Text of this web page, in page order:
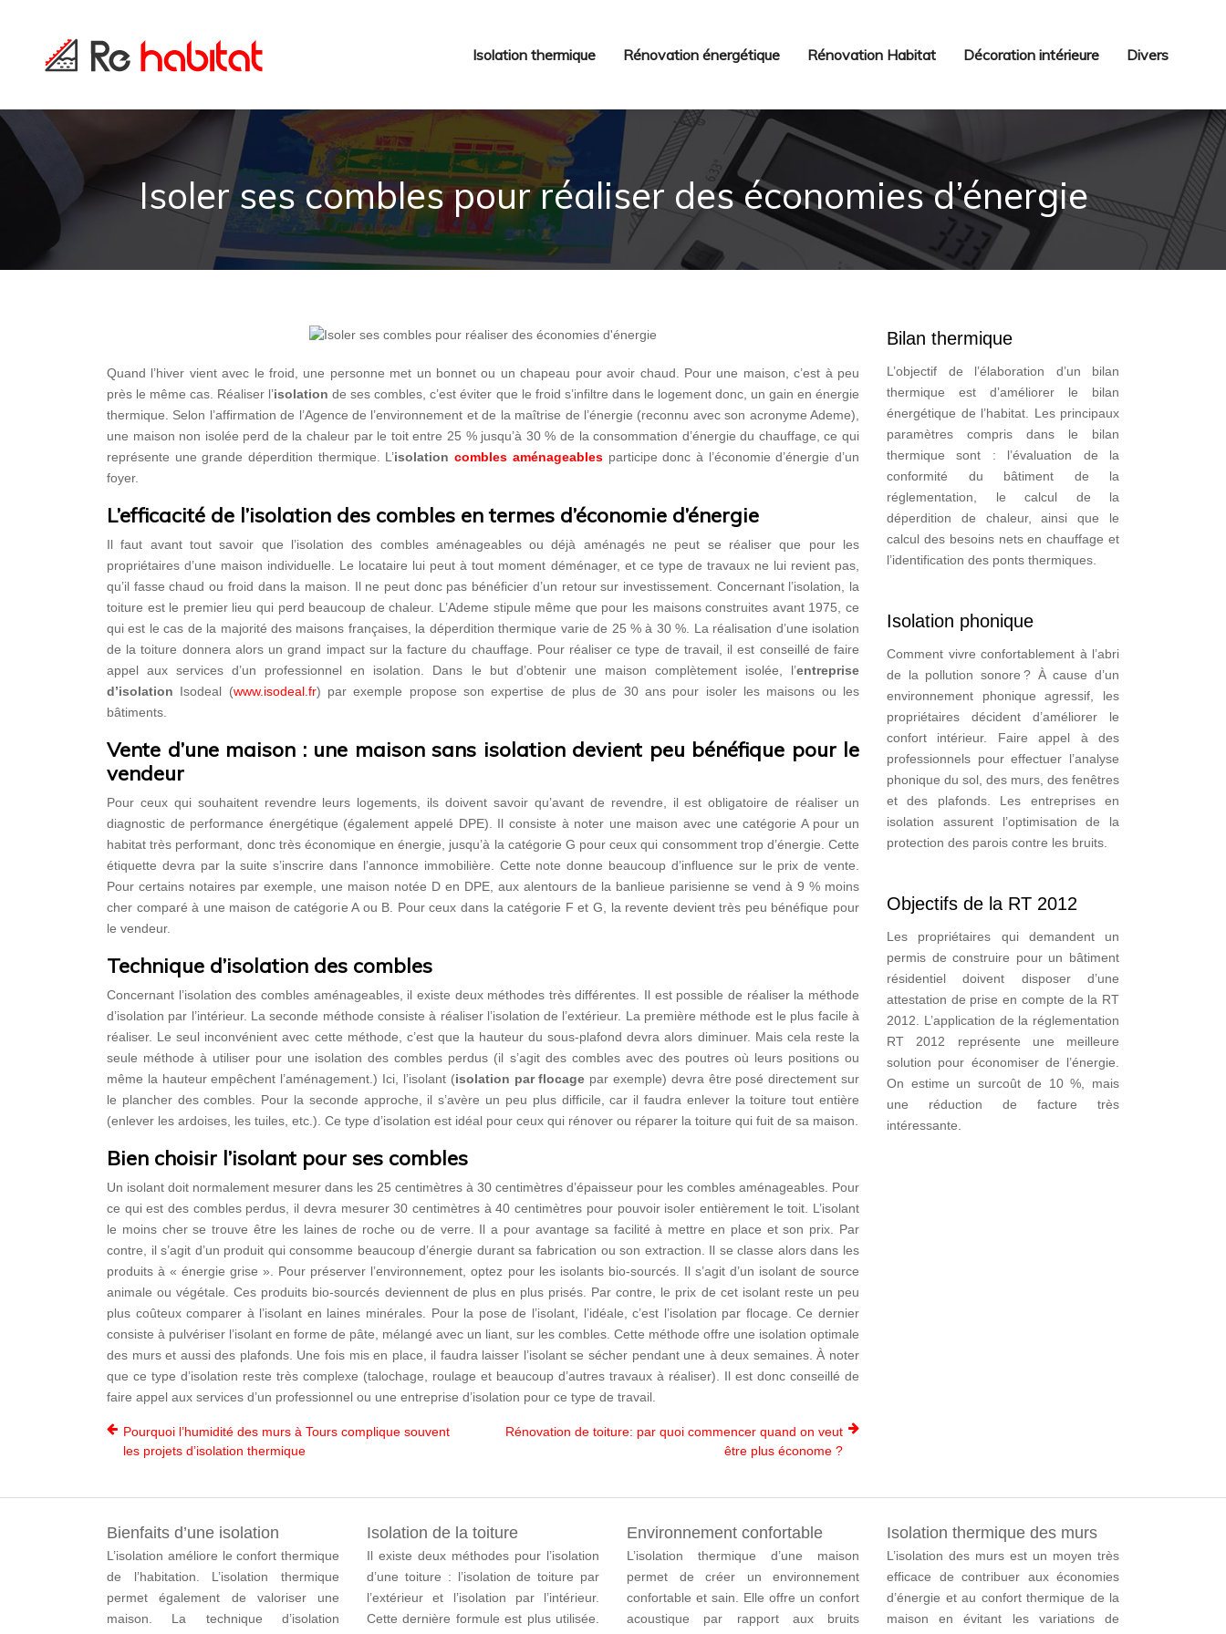
Isolation thermique Rénovation énergétique Rénovation Habitat Décoration intérieure Divers
Isoler ses combles pour réaliser des économies d’énergie
Quand l’hiver vient avec le froid, une personne met un bonnet ou un chapeau pour avoir chaud. Pour une maison, c’est à peu
près le même cas. Réaliser l’isolation de ses combles, c’est éviter que le froid s’infiltre dans le logement donc, un gain en énergie
thermique. Selon l’affirmation de l’Agence de l’environnement et de la maîtrise de l’énergie (reconnu avec son acronyme Ademe),
une maison non isolée perd de la chaleur par le toit entre 25 % jusqu’à 30 % de la consommation d’énergie du chauffage, ce qui
représente une grande déperdition thermique. L’isolationcombles aménageables participe donc à l’économie d’énergie d’un
foyer.
L’efficacité de l’isolation des combles en termes d’économie d’énergie
Il faut avant tout savoir que l’isolation des combles aménageables ou déjà aménagés ne peut se réaliser que pour les
propriétaires d’une maison individuelle. Le locataire lui peut à tout moment déménager, et ce type de travaux ne lui revient pas,
qu’il fasse chaud ou froid dans la maison. Il ne peut donc pas bénéficier d’un retour sur investissement. Concernant l’isolation, la
toiture est le premier lieu qui perd beaucoup de chaleur. L’Ademe stipule même que pour les maisons construites avant 1975, ce
qui est le cas de la majorité des maisons françaises, la déperdition thermique varie de 25 % à 30 %. La réalisation d’une isolation
de la toiture donnera alors un grand impact sur la facture du chauffage. Pour réaliser ce type de travail, il est conseillé de faire
appel aux services d’un professionnel en isolation. Dans le but d’obtenir une maison complètement isolée, l’entreprise
d’isolation Isodeal (www.isodeal.fr) par exemple propose son expertise de plus de 30 ans pour isoler les maisons ou les
bâtiments.
Vente d’une maison : une maison sans isolation devient peu bénéfique pour le
vendeur
Pour ceux qui souhaitent revendre leurs logements, ils doivent savoir qu’avant de revendre, il est obligatoire de réaliser un
diagnostic de performance énergétique (également appelé DPE). Il consiste à noter une maison avec une catégorie A pour un
habitat très performant, donc très économique en énergie, jusqu’à la catégorie G pour ceux qui consomment trop d’énergie. Cette
étiquette devra par la suite s’inscrire dans l’annonce immobilière. Cette note donne beaucoup d’influence sur le prix de vente.
Pour certains notaires par exemple, une maison notée D en DPE, aux alentours de la banlieue parisienne se vend à 9 % moins
cher comparé à une maison de catégorie A ou B. Pour ceux dans la catégorie F et G, la revente devient très peu bénéfique pour
le vendeur.
Technique d’isolation des combles
Concernant l’isolation des combles aménageables, il existe deux méthodes très différentes. Il est possible de réaliser la méthode
d’isolation par l’intérieur. La seconde méthode consiste à réaliser l’isolation de l’extérieur. La première méthode est le plus facile à
réaliser. Le seul inconvénient avec cette méthode, c’est que la hauteur du sous-plafond devra alors diminuer. Mais cela reste la
seule méthode à utiliser pour une isolation des combles perdus (il s’agit des combles avec des poutres où leurs positions ou
même la hauteur empêchent l’aménagement.) Ici, l’isolant (isolation par flocage par exemple) devra être posé directement sur
le plancher des combles. Pour la seconde approche, il s’avère un peu plus difficile, car il faudra enlever la toiture tout entière
(enlever les ardoises, les tuiles, etc.). Ce type d’isolation est idéal pour ceux qui rénover ou réparer la toiture qui fuit de sa maison.
Bien choisir l’isolant pour ses combles
Un isolant doit normalement mesurer dans les 25 centimètres à 30 centimètres d’épaisseur pour les combles aménageables. Pour
ce qui est des combles perdus, il devra mesurer 30 centimètres à 40 centimètres pour pouvoir isoler entièrement le toit. L’isolant
le moins cher se trouve être les laines de roche ou de verre. Il a pour avantage sa facilité à mettre en place et son prix. Par
contre, il s’agit d’un produit qui consomme beaucoup d’énergie durant sa fabrication ou son extraction. Il se classe alors dans les
produits à « énergie grise ». Pour préserver l’environnement, optez pour les isolants bio-sourcés. Il s’agit d’un isolant de source
animale ou végétale. Ces produits bio-sourcés deviennent de plus en plus prisés. Par contre, le prix de cet isolant reste un peu
plus coûteux comparer à l’isolant en laines minérales. Pour la pose de l’isolant, l’idéale, c’est l’isolation par flocage. Ce dernier
consiste à pulvériser l’isolant en forme de pâte, mélangé avec un liant, sur les combles. Cette méthode offre une isolation optimale
des murs et aussi des plafonds. Une fois mis en place, il faudra laisser l’isolant se sécher pendant une à deux semaines. À noter
que ce type d’isolation reste très complexe (talochage, roulage et beaucoup d’autres travaux à réaliser). Il est donc conseillé de
faire appel aux services d’un professionnel ou une entreprise d’isolation pour ce type de travail.
Pourquoi l’humidité des murs à Tours complique souvent
les projets d’isolation thermique
Rénovation de toiture: par quoi commencer quand on veut
être plus économe ?
Bilan thermique
L’objectif de l’élaboration d’un bilan
thermique est d’améliorer le bilan
énergétique de l’habitat. Les principaux
paramètres compris dans le bilan
thermique sont : l’évaluation de la
conformité du bâtiment de la
réglementation, le calcul de la
déperdition de chaleur, ainsi que le
calcul des besoins nets en chauffage et
l’identification des ponts thermiques.
Isolation phonique
Comment vivre confortablement à l’abri
de la pollution sonore ? À cause d’un
environnement phonique agressif, les
propriétaires décident d’améliorer le
confort intérieur. Faire appel à des
professionnels pour effectuer l’analyse
phonique du sol, des murs, des fenêtres
et des plafonds. Les entreprises en
isolation assurent l’optimisation de la
protection des parois contre les bruits.
Objectifs de la RT 2012
Les propriétaires qui demandent un
permis de construire pour un bâtiment
résidentiel doivent disposer d’une
attestation de prise en compte de la RT
2012. L’application de la réglementation
RT 2012 représente une meilleure
solution pour économiser de l’énergie.
On estime un surcoût de 10 %, mais
une réduction de facture très
intéressante.
Bienfaits d’une isolation
L’isolation améliore le confort thermique
de l’habitation. L’isolation thermique
permet également de valoriser une
maison. La technique d’isolation
Isolation de la toiture
Il existe deux méthodes pour l’isolation
d’une toiture : l’isolation de toiture par
l’extérieur et l’isolation par l’intérieur.
Cette dernière formule est plus utilisée.
Environnement confortable
L’isolation thermique d’une maison
permet de créer un environnement
confortable et sain. Elle offre un confort
acoustique par rapport aux bruits
Isolation thermique des murs
L’isolation des murs est un moyen très
efficace de contribuer aux économies
d’énergie et au confort thermique de la
maison en évitant les variations de